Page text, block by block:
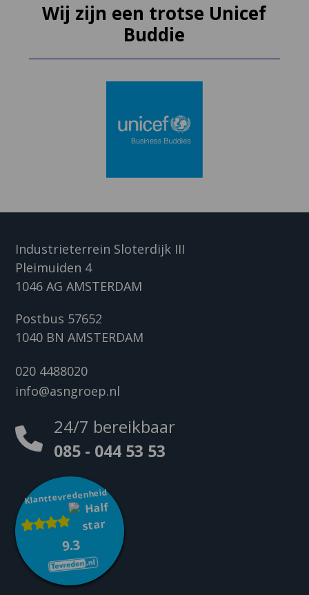
Wij zijn een trotse Unicef
Buddie
Industrieterrein Sloterdijk III
Pleimuiden 4
1046 AG AMSTERDAM
Postbus 57652
1040 BN AMSTERDAM
020 4488020
info@asngroep.nl
24/7 bereikbaar
085 - 044 53 53
Klanttevredenheid
9.3